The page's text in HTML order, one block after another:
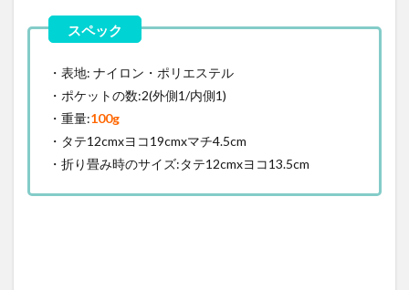
・表地: ナイロン・ポリエステル
・ポケットの数:2(外側1/内側1)
・重量:100g
・タテ12cmxヨコ19cmxマチ4.5cm
・折り畳み時のサイズ:タテ12cmxヨコ13.5cm